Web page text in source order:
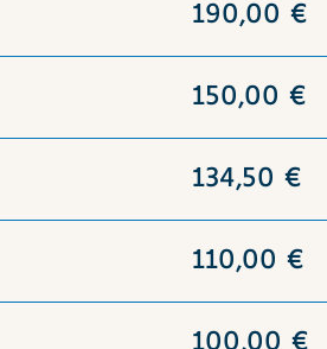
190,00 €
150,00 €
134,50 €
110,00 €
100,00 €